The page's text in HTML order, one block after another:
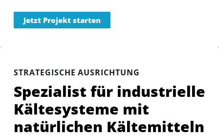
Jetzt Projekt starten
STRATEGISCHE AUSRICHTUNG
Spezialist für industrielle
Kältesysteme mit
natürlichen Kältemitteln